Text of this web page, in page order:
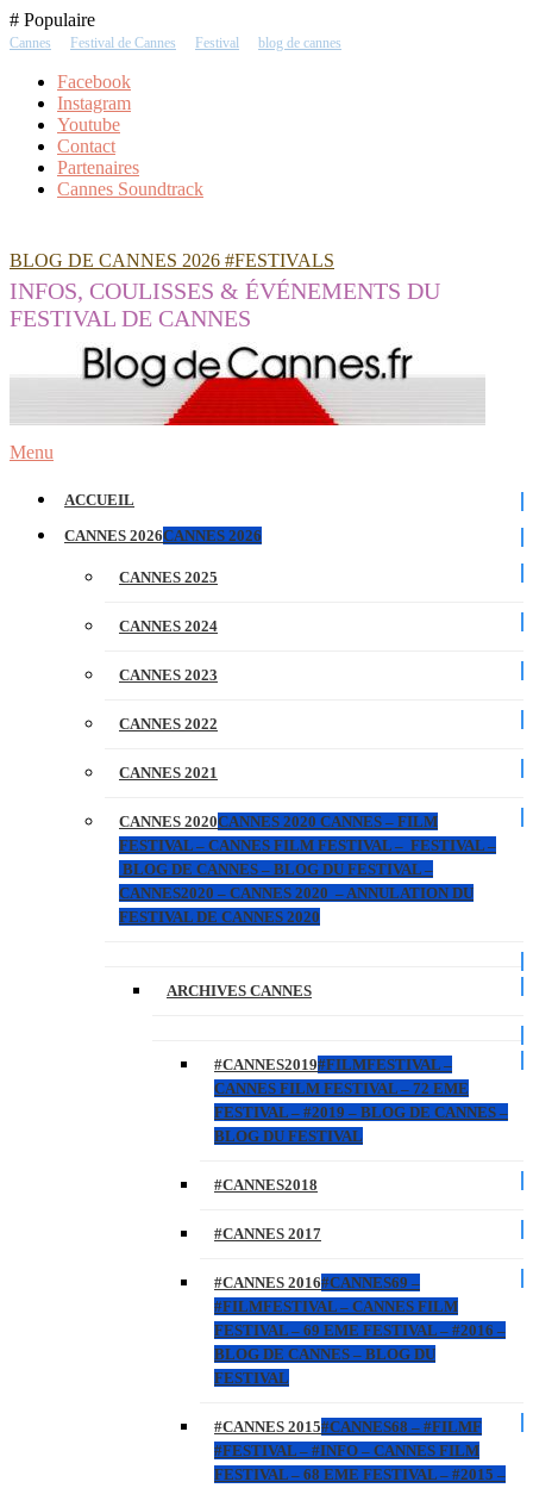
Skip
To
# Populaire
Cannes Festival de Cannes Festival blog de cannes
Facebook
Instagram
Youtube
Contact
Partenaires
Cannes Soundtrack
BLOG DE CANNES 2026 #FESTIVALS
INFOS, COULISSES & ÉVÉNEMENTS DU
FESTIVAL DE CANNES
Menu
ACCUEIL
CANNES 2026CANNES 2026
CANNES 2025
CANNES 2024
CANNES 2023
CANNES 2022
CANNES 2021
CANNES 2020CANNES 2020 CANNES – FILM
FESTIVAL – CANNES FILM FESTIVAL – FESTIVAL –
BLOG DE CANNES – BLOG DU FESTIVAL –
CANNES2020 – CANNES 2020 – ANNULATION DU
FESTIVAL DE CANNES 2020
ARCHIVES CANNES
#CANNES2019#FILMFESTIVAL –
CANNES FILM FESTIVAL – 72 EME
FESTIVAL – #2019 – BLOG DE CANNES –
BLOG DU FESTIVAL
#CANNES2018
#CANNES 2017
#CANNES 2016#CANNES69 –
#FILMFESTIVAL – CANNES FILM
FESTIVAL – 69 EME FESTIVAL – #2016 –
BLOG DE CANNES – BLOG DU
FESTIVAL
#CANNES 2015#CANNES68 – #FILMF
#FESTIVAL – #INFO – CANNES FILM
FESTIVAL – 68 EME FESTIVAL – #2015 –